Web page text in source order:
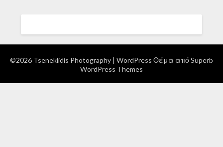
©2026 Tseneklidis Photography | WordPress Θέμα από Superb
WordPress Themes